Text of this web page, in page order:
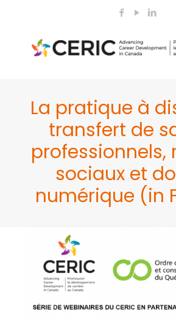
La pratique à
transfert de
professionnels,
sociaux et
numérique (in